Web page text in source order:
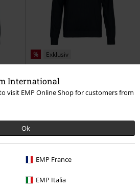
International
visit EMP Online Shop for customers from
Ok
EMP France
EMP Italia
% Exklusiv
Från 311:-
Elmo - Half-zip Jumper
Sesam
Stickad jumper